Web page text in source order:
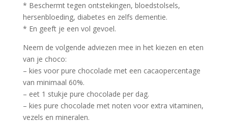
* Beschermt tegen ontstekingen, bloedstolsels,
hersenbloeding, diabetes en zelfs dementie.
* En geeft je een vol gevoel.
Neem de volgende adviezen mee in het kiezen en eten
van je choco:
– kies voor pure chocolade met een cacaopercentage
van minimaal 60%.
– eet 1 stukje pure chocolade per dag.
– kies pure chocolade met noten voor extra vitaminen,
vezels en mineralen.